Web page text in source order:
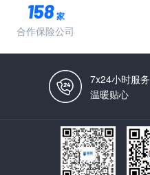
家
合作保险公司
7x24小时服务
温暖贴心